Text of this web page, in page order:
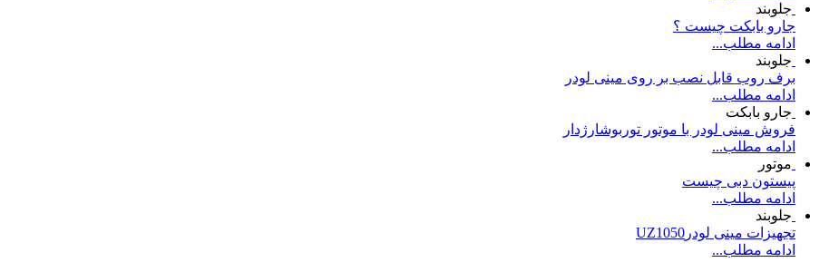
جلوبند
جارو بابکت چیست ؟
ادامه مطلب...
جلوبند
برف روب قابل نصب بر روی مینی لودر
ادامه مطلب...
جارو بابکت
فروش مینی لودر با موتور توربوشارژدار
ادامه مطلب...
موتور
پیستون دبی چیست
ادامه مطلب...
جلوبند
تجهیزات مینی لودرUZ1050
ادامه مطلب...